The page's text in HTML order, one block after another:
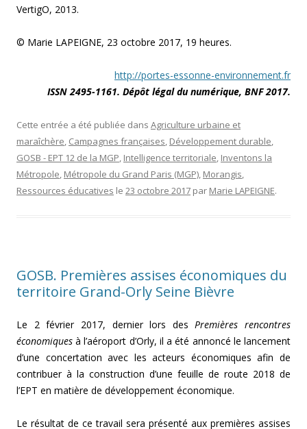
VertigO, 2013.
© Marie LAPEIGNE, 23 octobre 2017, 19 heures.
http://portes-essonne-environnement.fr
ISSN 2495-1161. Dépôt légal du numérique, BNF 2017.
Cette entrée a été publiée dans Agriculture urbaine et
maraîchère, Campagnes françaises, Développement durable,
GOSB - EPT 12 de la MGP, Intelligence territoriale, Inventons la
Métropole, Métropole du Grand Paris (MGP), Morangis,
Ressources éducatives le 23 octobre 2017 par Marie LAPEIGNE.
GOSB. Premières assises économiques du
territoire Grand-Orly Seine Bièvre
Le 2 février 2017, dernier lors des Premières rencontres
économiques à l’aéroport d’Orly, il a été annoncé le lancement
d’une concertation avec les acteurs économiques afin de
contribuer à la construction d’une feuille de route 2018 de
l’EPT en matière de développement économique.
Le résultat de ce travail sera présenté aux premières assises